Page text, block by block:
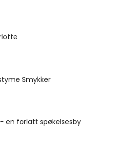
Smykker
en forlatt spøkelsesby